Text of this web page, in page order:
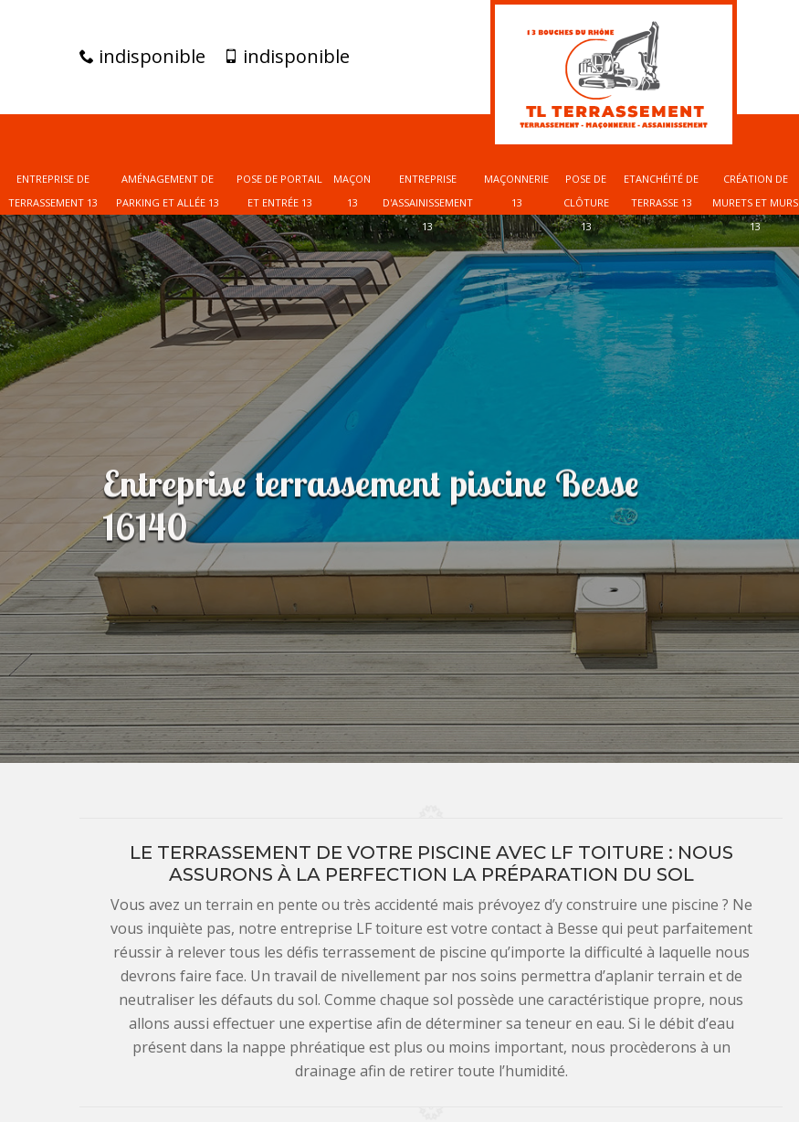
indisponible indisponible
ENTREPRISE DE
TERRASSEMENT 13
AMÉNAGEMENT DE
PARKING ET ALLÉE 13
POSE DE PORTAIL
ET ENTRÉE 13
MAÇON
13
ENTREPRISE
D'ASSAINISSEMENT
13
MAÇONNERIE
13
POSE DE
CLÔTURE
13
ETANCHÉITÉ DE
TERRASSE 13
CRÉATION DE
MURETS ET MURS
13
Entreprise terrassement piscine Besse
16140
LE TERRASSEMENT DE VOTRE PISCINE AVEC LF TOITURE : NOUS
ASSURONS À LA PERFECTION LA PRÉPARATION DU SOL
Vous avez un terrain en pente ou très accidenté mais prévoyez d’y construire une piscine ? Ne
vous inquiète pas, notre entreprise LF toiture est votre contact à Besse qui peut parfaitement
réussir à relever tous les défis terrassement de piscine qu’importe la difficulté à laquelle nous
devrons faire face. Un travail de nivellement par nos soins permettra d’aplanir terrain et de
neutraliser les défauts du sol. Comme chaque sol possède une caractéristique propre, nous
allons aussi effectuer une expertise afin de déterminer sa teneur en eau. Si le débit d’eau
présent dans la nappe phréatique est plus ou moins important, nous procèderons à un
drainage afin de retirer toute l’humidité.